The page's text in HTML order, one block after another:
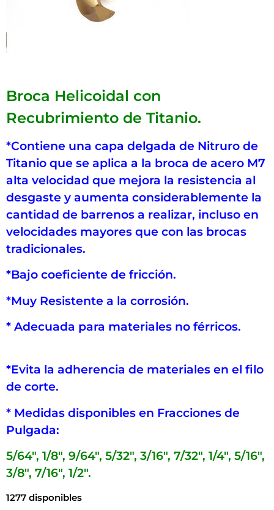
Broca Helicoidal con
Recubrimiento de Titanio.
*Contiene una capa delgada de Nitruro de
Titanio que se aplica a la broca de acero M7
alta velocidad que mejora la resistencia al
desgaste y aumenta considerablemente la
cantidad de barrenos a realizar, incluso en
velocidades mayores que con las brocas
tradicionales.
*Bajo coeficiente de fricción.
*Muy Resistente a la corrosión.
* Adecuada para materiales no férricos.
*Evita la adherencia de materiales en el filo
de corte.
* Medidas disponibles en Fracciones de
Pulgada:
5/64″, 1/8″, 9/64″, 5/32″, 3/16″, 7/32″, 1/4″, 5/16″,
3/8″, 7/16″, 1/2″.
1277 disponibles